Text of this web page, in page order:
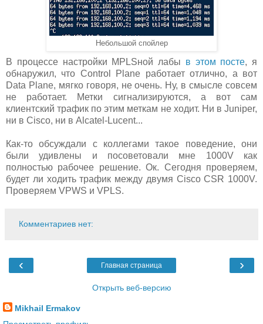
Небольшой спойлер
В процессе настройки MPLSной лабы в этом посте, я
обнаружил, что Control Plane работает отлично, а вот
Data Plane, мягко говоря, не очень. Ну, в смысле совсем
не работает. Метки сигнализируются, а вот сам
клиентский трафик по этим меткам не ходит. Ни в Juniper,
ни в Cisco, ни в Alcatel-Lucent...
Как-то обсуждали с коллегами такое поведение, они
были удивлены и посоветовали мне 1000V как
полностью рабочее решение. Ок. Сегодня проверяем,
будет ли ходить трафик между двумя Cisco CSR 1000V.
Проверяем VPWS и VPLS.
Комментариев нет:
‹ ›
Главная страница
Открыть веб-версию
Mikhail Ermakov